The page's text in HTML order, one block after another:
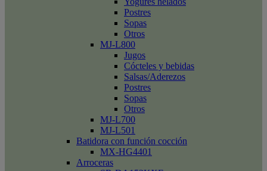
Postres
Sopas
Otros
MJ-L800
Jugos
Cócteles y bebidas
Salsas/Aderezos
Postres
Sopas
Otros
MJ-L700
MJ-L501
Batidora con función cocción
MX-HG4401
Arroceras